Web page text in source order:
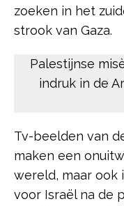
zoeken in het
strook van Gaza.
Palestijnse
indruk in de
Tv-beelden van
maken een
wereld, maar ook
voor Israël na de